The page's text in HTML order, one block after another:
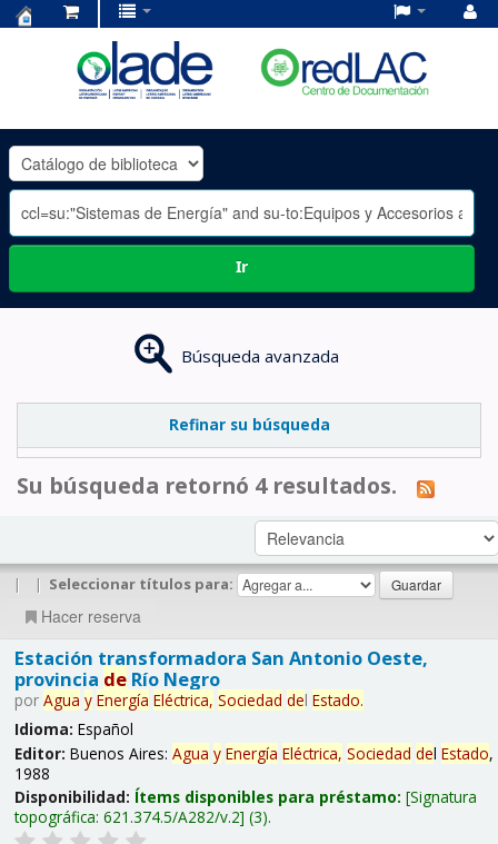
OLADE
-
Ir
Búsqueda avanzada
Refinar su búsqueda
Su búsqueda retornó 4 resultados.
| | Seleccionar títulos para:
Hacer reserva
Estación transformadora San Antonio Oeste,
provincia deRío Negro
por Agua y Energía Eléctrica, Sociedad del Estado.
Idioma: Español
Editor: Buenos Aires: Agua y Energía Eléctrica, Sociedad del Estado,
1988
Disponibilidad: Ítems disponibles para préstamo: Signatura
topográfica: 621.374.5/A282/v.2 (3).